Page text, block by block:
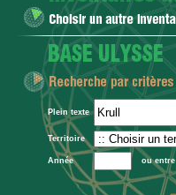
Plein texte
Territoire
Année ou entre